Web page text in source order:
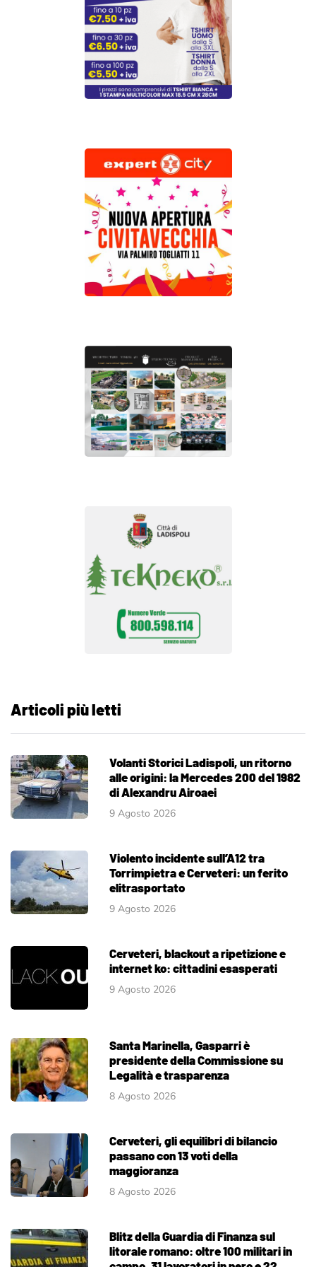
Articoli più letti
Volanti Storici Ladispoli, un ritorno
alle origini: la Mercedes 200 del 1982
di Alexandru Airoaei
9 Agosto 2026
Violento incidente sull’A12 tra
Torrimpietra e Cerveteri: un ferito
elitrasportato
9 Agosto 2026
Cerveteri, blackout a ripetizione e
internet ko: cittadini esasperati
9 Agosto 2026
Santa Marinella, Gasparri è
presidente della Commissione su
Legalità e trasparenza
8 Agosto 2026
Cerveteri, gli equilibri di bilancio
passano con 13 voti della
maggioranza
8 Agosto 2026
Blitz della Guardia di Finanza sul
litorale romano: oltre 100 militari in